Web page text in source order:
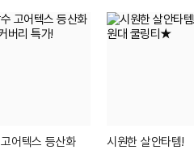
어텍스 등산화
시원한 살안타템!